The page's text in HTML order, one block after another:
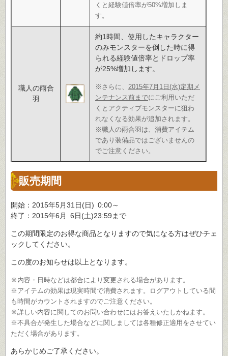
くと経験値倍率が50%増加しま
す。
職人の雨合
羽
約1時間、使用したキャラクター
のみモンスターを倒した時に得
られる経験値倍率とドロップ率
が25%増加します。
※さらに、 2015年7月1日(水)定期メ
ンテナンス前までにご利用いただ
くとアクティブモンスターに狙わ
れなくなる効果が追加されます。
※職人の雨合羽は、消費アイテム
であり装備品ではございませんの
でご注意ください。
販売期間
開始：2015年5月31日(日) 0:00～
終了：2015年6月 6日(土)23:59まで
この期間限定のお得な商品となりますので気になる方はぜひチェ
ックしてください。
この度のお知らせは以上となります。
※内容・日時などは都合により変更される場合があります。
※アイテムの効果は現実時間で消費されます。ログアウトしている間
も時間がカウントされますのでご注意ください。
※詳しい内容に関してのお問い合わせにはお答えいたしかねます。
※不具合が発生した場合などに関しましては各種修正適用をさせてい
ただく場合があります。
あらかじめご了承ください。